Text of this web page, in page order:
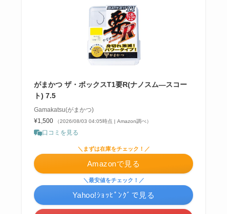
がまかつ ザ・ボックスT1要R(ナノスム―スコー
ト) 7.5
Gamakatsu(がまかつ)
¥1,500
（2026/08/03 04:05時点 | Amazon調べ）
口コミを見る
＼まずは在庫をチェック！／
Amazonで見る
＼最安値をチェック！／
Yahoo!ｼｮｯﾋﾟﾝｸﾞで見る